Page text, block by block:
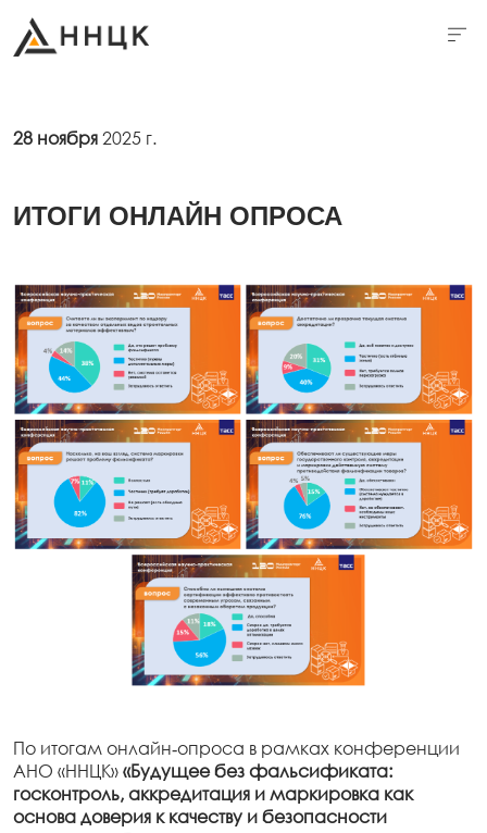
28 ноября2025 г.
ИТОГИ ОНЛАЙН ОПРОСА
По итогам онлайн‑опроса в рамках конференции
АНО «ННЦК»«Будущее без фальсификата:
госконтроль, аккредитация и маркировка как
основа доверия к качеству и безопасности